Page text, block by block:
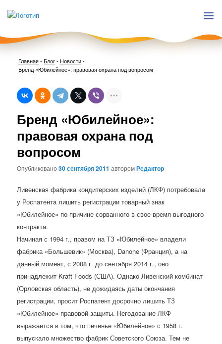
Главная-Блог- Новости-
Бренд «Юбилейное»: правовая охрана под вопросом
Бренд «Юбилейное»:
правовая охрана под
вопросом
Опубликовано30 сентября 2011 авторомРедактор
Ливенская фабрика кондитерских изделий (ЛКФ) потребовала
у Роспатента лишить регистрации товарный знак
«Юбилейное» по причине сорванного в свое время выгодного
контракта.
Начиная с 1994 г., правом на ТЗ «Юбилейное» владели
фабрика «Большевик» (Москва), Danone (Франция), а на
данный момент, с 2008 г. до сентября 2014 г., оно
принадлежит Kraft Foods (США). Однако Ливенский комбинат
(Орловская область), не дожидаясь даты окончания
регистрации, просит Роспатент досрочно лишить ТЗ
«Юбилейное» правовой защиты. Негодование ЛКФ
выражается в том, что печенье «Юбилейное» с 1958 г.
выпускало множество фабрик Советского Союза. Тем не